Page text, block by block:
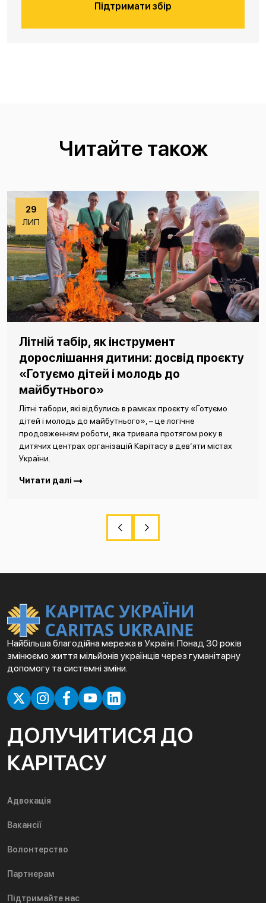
Підтримати збір
Читайте також
29
ЛИП
Літній табір, як інструмент
дорослішання дитини: досвід проєкту
«Готуємо дітей і молодь до
майбутнього»
Літні табори, які відбулись в рамках проєкту «Готуємо
дітей і молодь до майбутнього», – це логічне
продовженням роботи, яка тривала протягом року в
дитячих центрах організацій Карітасу в дев’яти містах
України.
Читати далі
Найбільша благодійна мережа в Україні. Понад 30 років
змінюємо життя мільйонів українців через гуманітарну
допомогу та системні зміни.
ДОЛУЧИТИСЯ ДО
КАРІТАСУ
Адвокація
Вакансії
Волонтерство
Партнерам
Підтримайте нас